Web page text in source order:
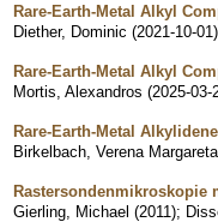
Rare-Earth-Metal Alkyl
Diether, Dominic (2021-10-01)
Rare-Earth-Metal Alkyl
Mortis, Alexandros (2025-03-
Rare-Earth-Metal
Birkelbach, Verena Margareta
Rastersondenmikroskopie
Gierling, Michael (2011);